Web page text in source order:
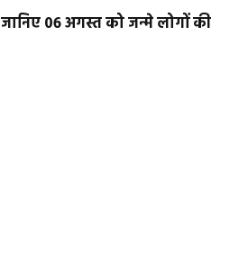
जानिए 06 अगस्त को जन्मे लोगों की